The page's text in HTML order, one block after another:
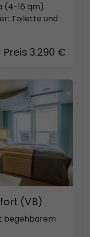
(4-16 qm)
Toilette und
Preis 3.290 €
(VB)
begehbarem